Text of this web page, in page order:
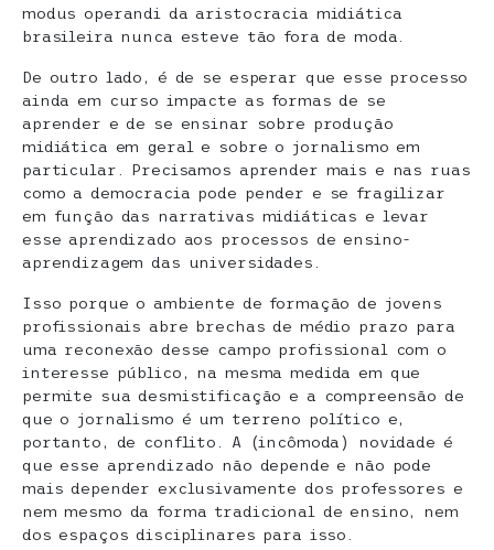
modus operandi da aristocracia midiática
brasileira nunca esteve tão fora de moda.
De outro lado, é de se esperar que esse processo
ainda em curso impacte as formas de se
aprender e de se ensinar sobre produção
midiática em geral e sobre o jornalismo em
particular. Precisamos aprender mais e nas ruas
como a democracia pode pender e se fragilizar
em função das narrativas midiáticas e levar
esse aprendizado aos processos de ensino-
aprendizagem das universidades.
Isso porque o ambiente de formação de jovens
profissionais abre brechas de médio prazo para
uma reconexão desse campo profissional com o
interesse público, na mesma medida em que
permite sua desmistificação e a compreensão de
que o jornalismo é um terreno político e,
portanto, de conflito. A (incômoda) novidade é
que esse aprendizado não depende e não pode
mais depender exclusivamente dos professores e
nem mesmo da forma tradicional de ensino, nem
dos espaços disciplinares para isso.